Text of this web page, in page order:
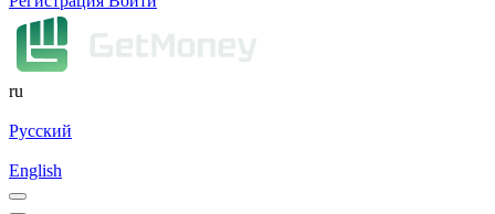
ru
Русский
English